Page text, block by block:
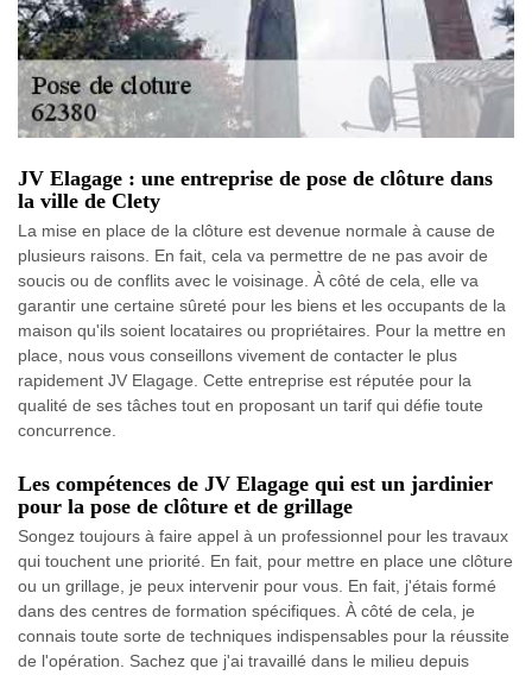
JV Elagage : une entreprise de pose de clôture dans
la ville de Clety
La mise en place de la clôture est devenue normale à cause de
plusieurs raisons. En fait, cela va permettre de ne pas avoir de
soucis ou de conflits avec le voisinage. À côté de cela, elle va
garantir une certaine sûreté pour les biens et les occupants de la
maison qu'ils soient locataires ou propriétaires. Pour la mettre en
place, nous vous conseillons vivement de contacter le plus
rapidement JV Elagage. Cette entreprise est réputée pour la
qualité de ses tâches tout en proposant un tarif qui défie toute
concurrence.
Les compétences de JV Elagage qui est un jardinier
pour la pose de clôture et de grillage
Songez toujours à faire appel à un professionnel pour les travaux
qui touchent une priorité. En fait, pour mettre en place une clôture
ou un grillage, je peux intervenir pour vous. En fait, j'étais formé
dans des centres de formation spécifiques. À côté de cela, je
connais toute sorte de techniques indispensables pour la réussite
de l'opération. Sachez que j'ai travaillé dans le milieu depuis